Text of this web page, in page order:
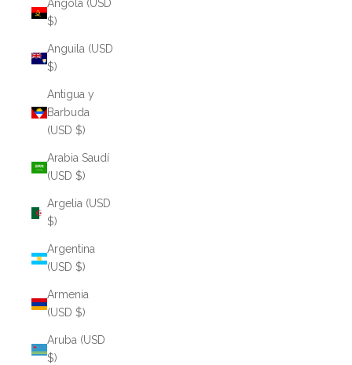
Angola (USD
$)
Anguila (USD
$)
Antigua y
Barbuda
(USD $)
Arabia Saudí
(USD $)
Argelia (USD
$)
Argentina
(USD $)
Armenia
(USD $)
Aruba (USD
$)